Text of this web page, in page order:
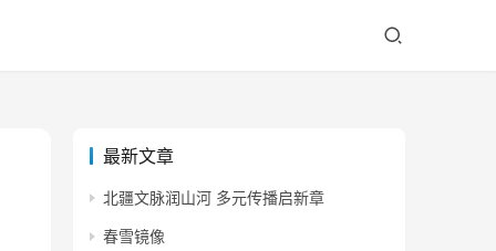
最新文章
北疆文脉润山河 多元传播启新章
春雪镜像